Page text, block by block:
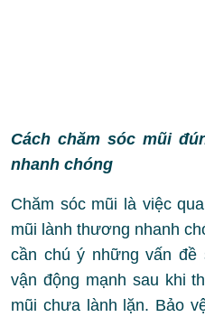
Cách chăm sóc mũi
nhanh chóng
Chăm sóc mũi là việc
mũi lành thương nhanh
cần chú ý những vấn đề
vận động mạnh sau khi
mũi chưa lành lặn. Bảo